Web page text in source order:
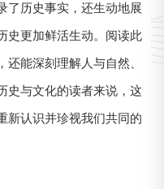
了历史事实，还生动地展
史更加鲜活生动。阅读此
能深刻理解人与自然、
史与文化的读者来说，这
新认识并珍视我们共同的